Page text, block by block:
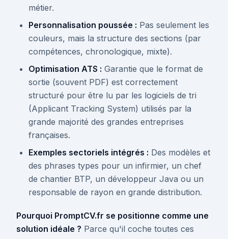
métier.
Personnalisation poussée : Pas seulement les
couleurs, mais la structure des sections (par
compétences, chronologique, mixte).
Optimisation ATS : Garantie que le format de
sortie (souvent PDF) est correctement
structuré pour être lu par les logiciels de tri
(Applicant Tracking System) utilisés par la
grande majorité des grandes entreprises
françaises.
Exemples sectoriels intégrés : Des modèles et
des phrases types pour un infirmier, un chef
de chantier BTP, un développeur Java ou un
responsable de rayon en grande distribution.
Pourquoi PromptCV.fr se positionne comme une
solution idéale ? Parce qu'il coche toutes ces